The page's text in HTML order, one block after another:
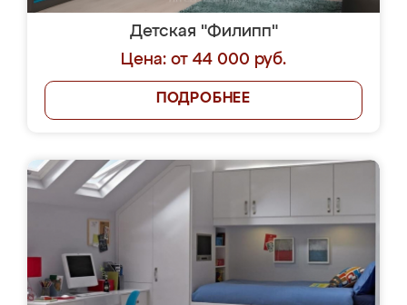
Детская "Филипп"
Цена: от 44 000 руб.
ПОДРОБНЕЕ